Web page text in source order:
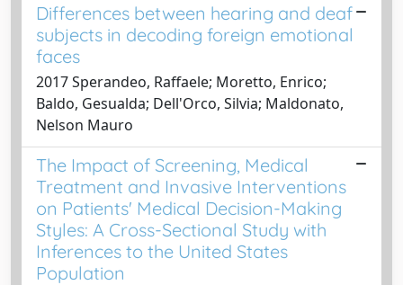
Differences between hearing and deaf
subjects in decoding foreign emotional
faces
2017 Sperandeo, Raffaele; Moretto, Enrico;
Baldo, Gesualda; Dell'Orco, Silvia; Maldonato,
Nelson Mauro
The Impact of Screening, Medical
Treatment and Invasive Interventions
on Patients' Medical Decision-Making
Styles: A Cross-Sectional Study with
Inferences to the United States
Population